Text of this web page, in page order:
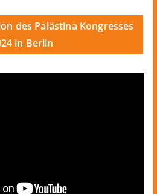
des Palästina Kongresses
in Berlin